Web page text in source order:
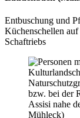
Entbuschung und
Küchenschellen
Schaftriebs
bzw. bei der
Assisi nahe
Mühleck)